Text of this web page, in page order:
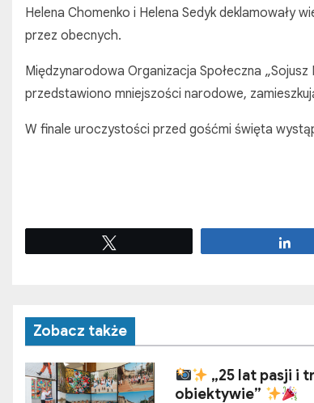
Helena Chomenko i Helena Sedyk deklamowały
przez obecnych.
Międzynarodowa Organizacja Społeczna
przedstawiono mniejszości narodowe,
W finale uroczystości przed gośćmi święta
Zobacz także
„25 lat pasji i
obiektywie”